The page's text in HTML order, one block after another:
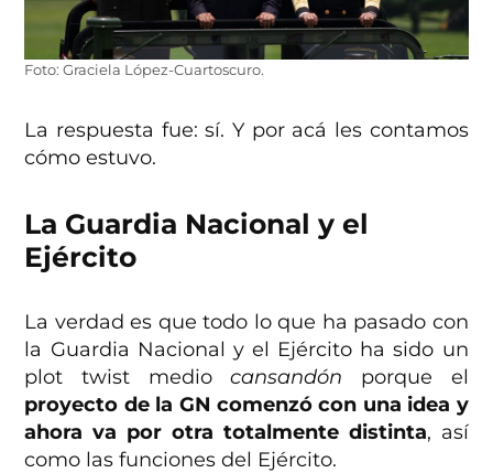
Foto: Graciela López-Cuartoscuro.
La respuesta fue: sí. Y por acá les contamos
cómo estuvo.
La Guardia Nacional y el
Ejército
La verdad es que todo lo que ha pasado con
la Guardia Nacional y el Ejército ha sido un
plot twist mediocansandón porque el
proyecto de la GN comenzó con una idea y
ahora va por otra totalmente distinta, así
como las funciones del Ejército.